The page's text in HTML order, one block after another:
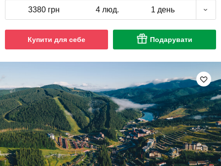
3380 грн 4 люд. 1 день
Купити для себе Подарувати